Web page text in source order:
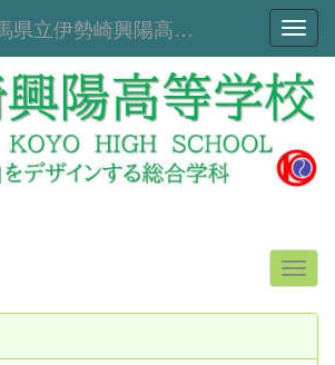
ようこそ群馬県立伊勢崎興陽高等学校へ！